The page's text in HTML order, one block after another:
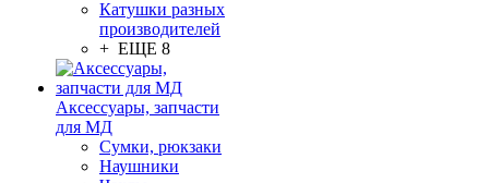
Катушки разных
производителей
+ ЕЩЕ 8
Аксессуары, запчасти
для МД
Сумки, рюкзаки
Наушники